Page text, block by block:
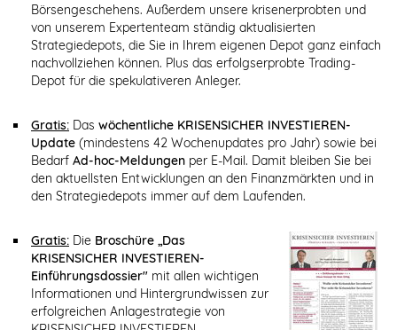
Börsengeschehens. Außerdem unsere krisenerprobten und
von unserem Expertenteam ständig aktualisierten
Strategiedepots, die Sie in Ihrem eigenen Depot ganz einfach
nachvollziehen können. Plus das erfolgserprobte Trading-
Depot für die spekulativeren Anleger.
Gratis: Das wöchentliche KRISENSICHER INVESTIEREN-
Update (mindestens 42 Wochenupdates pro Jahr) sowie bei
Bedarf Ad-hoc-Meldungen per E-Mail. Damit bleiben Sie bei
den aktuellsten Entwicklungen an den Finanzmärkten und in
den Strategiedepots immer auf dem Laufenden.
Gratis: Die Broschüre „Das
KRISENSICHER INVESTIEREN-
Einführungsdossier" mit allen wichtigen
Informationen und Hintergrundwissen zur
erfolgreichen Anlagestrategie von